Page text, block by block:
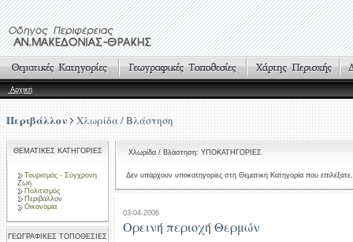
Αρχική
Περιβάλλον Χλωρίδα / Βλάστηση
ΘΕΜΑΤΙΚΕΣ ΚΑΤΗΓΟΡΙΕΣ
Τουρισμός - Σύγχρονη
Ζωή
Πολιτισμός
Περιβάλλον
Οικονομία
ΓΕΩΓΡΑΦΙΚΕΣ ΤΟΠΟΘΕΣΙΕΣ
Χλωρίδα / Βλάστηση: ΥΠΟΚΑΤΗΓΟΡΙΕΣ
Δεν υπάρχουν υποκατηγορίες στη Θεματική Κατηγορία που επιλέξατε.
03-04-2006
Ορεινή περιοχή Θερμών